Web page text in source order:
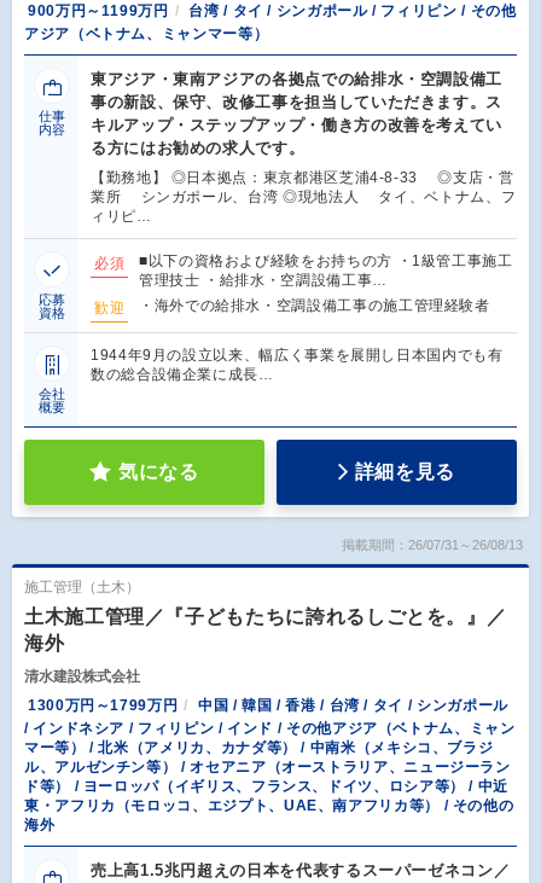
900万円～1199万円
台湾 / タイ / シンガポール / フィリピン / その他
アジア（ベトナム、ミャンマー等）
仕事
内容
東アジア・東南アジアの各拠点での給排水・空調設備工
事の新設、保守、改修工事を担当していただきます。ス
キルアップ・ステップアップ・働き方の改善を考えてい
る方にはお勧めの求人です。
【勤務地】 ◎日本拠点：東京都港区芝浦4-8-33 ◎支店・営
業所 シンガポール、台湾 ◎現地法人 タイ、ベトナム、フ
ィリピ…
応募
資格
必須
■以下の資格および経験をお持ちの方 ・1級管工事施工
管理技士 ・給排水・空調設備工事…
歓迎
・海外での給排水・空調設備工事の施工管理経験者
会社
概要
1944年9月の設立以来、幅広く事業を展開し日本国内でも有
数の総合設備企業に成長…
気になる 詳細を見る
掲載期間：26/07/31～26/08/13
施工管理（土木）
土木施工管理／『子どもたちに誇れるしごとを。』／
海外
清水建設株式会社
1300万円～1799万円
中国 / 韓国 / 香港 / 台湾 / タイ / シンガポール
/ インドネシア / フィリピン / インド / その他アジア（ベトナム、ミャン
マー等） / 北米（アメリカ、カナダ等） / 中南米（メキシコ、ブラジ
ル、アルゼンチン等） / オセアニア（オーストラリア、ニュージーラン
ド等） / ヨーロッパ（イギリス、フランス、ドイツ、ロシア等） / 中近
東・アフリカ（モロッコ、エジプト、UAE、南アフリカ等） / その他の
海外
売上高1.5兆円超えの日本を代表するスーパーゼネコン／